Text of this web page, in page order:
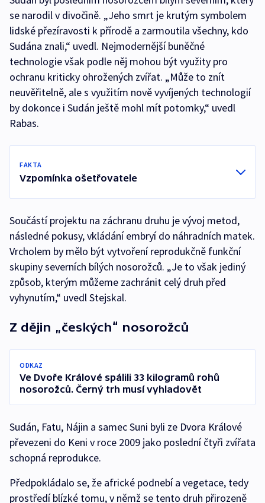
se narodil v divočině. „Jeho smrt je krutým symbolem
lidské přezíravosti k přírodě a zarmoutila všechny, kdo
Sudána znali,“ uvedl. Nejmodernější buněčné
technologie však podle něj mohou být využity pro
ochranu kriticky ohrožených zvířat. „Může to znít
neuvěřitelně, ale s využitím nově vyvíjených technologií
by dokonce i Sudán ještě mohl mít potomky,“ uvedl
Rabas.
FAKTA
Vzpomínka ošetřovatele
Součástí projektu na záchranu druhu je vývoj metod,
následné pokusy, vkládání embryí do náhradních matek.
Vrcholem by mělo být vytvoření reprodukčně funkční
skupiny severních bílých nosorožců. „Je to však jediný
způsob, kterým můžeme zachránit celý druh před
vyhynutím,“ uvedl Stejskal.
Z dějin „českých“ nosorožců
ODKAZ
Ve Dvoře Králové spálili 33 kilogramů rohů
nosorožců. Černý trh musí vyhladovět
Sudán, Fatu, Nájin a samec Suni byli ze Dvora Králové
převezeni do Keni v roce 2009 jako poslední čtyři zvířata
schopná reprodukce.
Předpokládalo se, že africké podnebí a vegetace, tedy
prostředí blízké tomu, v němž se tento druh přirozeně